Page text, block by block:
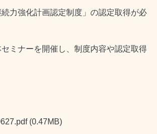
力強化計画認定制度」の認定取得が必
ミナーを開催し、制度内容や認定取得
(0.47MB)